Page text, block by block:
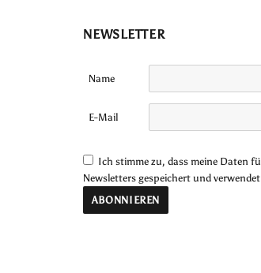
NEWSLETTER
Name
E-Mail
Ich stimme zu, dass meine Daten
Newsletters gespeichert und